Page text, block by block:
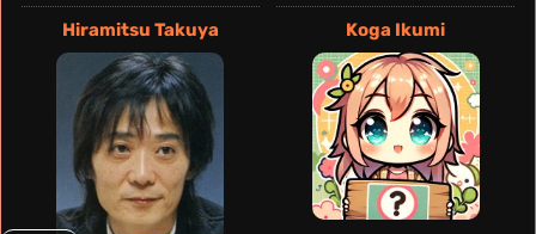
Koga Ikumi
Hiramitsu Takuya
Kaidou Kaoru
Kiyasu Kouhei